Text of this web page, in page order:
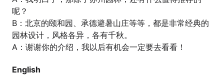
呢？
B：北京的颐和园、承德避暑山庄等等，都是非常经典的
园林设计，风格各异，各有千秋。
A：谢谢你的介绍，我以后有机会一定要去看看！
English